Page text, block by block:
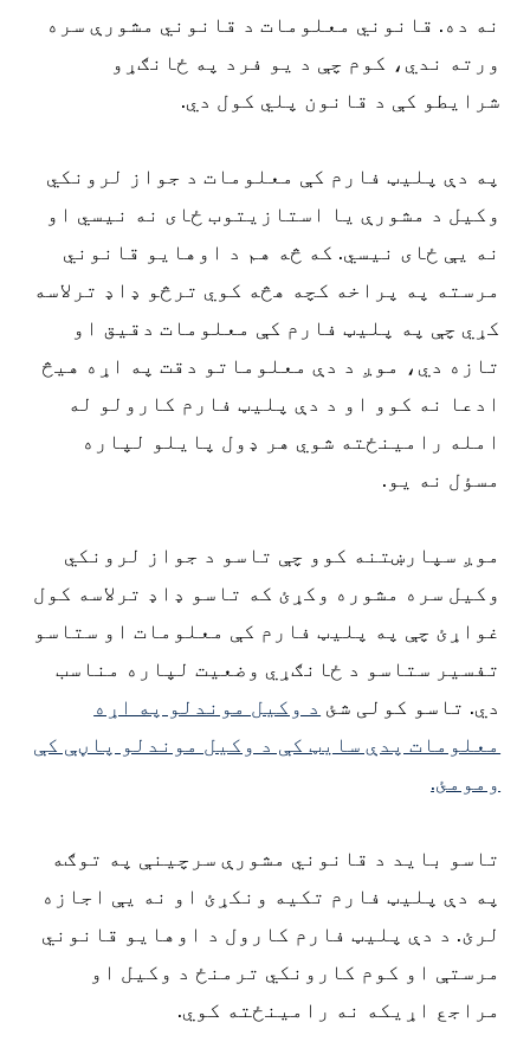
نه ده. قانوني معلومات د قانوني مشورې سره
ورته ندي، کوم چې د یو فرد په ځانګړو
شرایطو کې د قانون پلي کول دي.
په دې پلیټ فارم کې معلومات د جواز لرونکي
وکیل د مشورې یا استازیتوب ځای نه نیسي او
نه یې ځای نیسي. که څه هم د اوهایو قانوني
مرسته په پراخه کچه هڅه کوي ترڅو ډاډ ترلاسه
کړي چې په پلیټ فارم کې معلومات دقیق او
تازه دي، موږ د دې معلوماتو دقت په اړه هیڅ
ادعا نه کوو او د دې پلیټ فارم کارولو له
امله رامینځته شوي هر ډول پایلو لپاره
مسؤل نه یو.
موږ سپارښتنه کوو چې تاسو د جواز لرونکي
وکیل سره مشوره وکړئ که تاسو ډاډ ترلاسه کول
غواړئ چې په پلیټ فارم کې معلومات او ستاسو
تفسیر ستاسو د ځانګړي وضعیت لپاره مناسب
دي. تاسو کولی شئ د وکیل موندلو په اړه
معلومات پدې سایټ کې د وکیل موندلو پاڼې کې
ومومئ.
تاسو باید د قانوني مشورې سرچینې په توګه
په دې پلیټ فارم تکیه ونکړئ او نه یې اجازه
لرئ. د دې پلیټ فارم کارول د اوهایو قانوني
مرستې او کوم کارونکي ترمنځ د وکیل او
مراجع اړیکه نه رامینځته کوي.